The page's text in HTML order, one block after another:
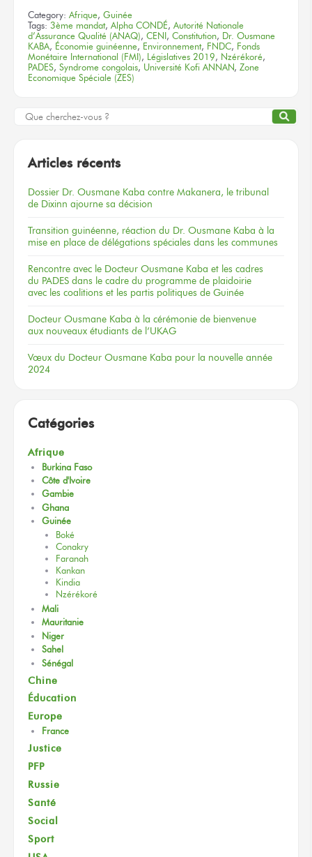
Category: Afrique, Guinée
Tags: 3ème mandat, Alpha CONDÉ, Autorité Nationale
d’Assurance Qualité (ANAQ), CENI , Constitution, Dr. Ousmane
KABA, Économie guinéenne, Environnement, FNDC, Fonds
Monétaire International (FMI), Législatives 2019, Nzérékoré,
PADES, Syndrome congolais, Université Kofi ANNAN, Zone
Economique Spéciale (ZES)
Articles récents
Dossier Dr. Ousmane Kaba contre Makanera, le tribunal
de Dixinn ajourne sa décision
Transition guinéenne, réaction du Dr. Ousmane Kaba à la
mise en place de délégations spéciales dans les communes
Rencontre avec le Docteur Ousmane Kaba et les cadres
du PADES dans le cadre du programme de plaidoirie
avec les coalitions et les partis politiques de Guinée
Docteur Ousmane Kaba à la cérémonie de bienvenue
aux nouveaux étudiants de l’UKAG
Vœux du Docteur Ousmane Kaba pour la nouvelle année
2024
Catégories
Afrique
Burkina Faso
Côte d'Ivoire
Gambie
Ghana
Guinée
Boké
Conakry
Faranah
Kankan
Kindia
Nzérékoré
Mali
Mauritanie
Niger
Sahel
Sénégal
Chine
Éducation
Europe
France
Justice
PFP
Russie
Santé
Social
Sport